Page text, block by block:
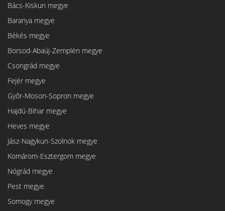
Bács-Kiskun megye
Baranya megye
Békés megye
Borsod-Abaúj-Zemplén megye
Csongrád megye
Fejér megye
Győr-Moson-Sopron megye
Hajdú-Bihar megye
Heves megye
Jász-Nagykun-Szolnok megye
Komárom-Esztergom megye
Nógrád megye
Pest megye
Somogy megye